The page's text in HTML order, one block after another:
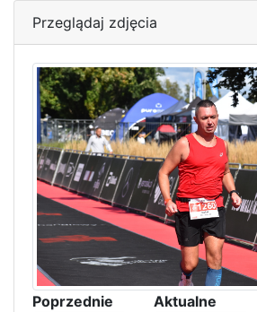
Przeglądaj zdjęcia
Poprzednie Aktualne